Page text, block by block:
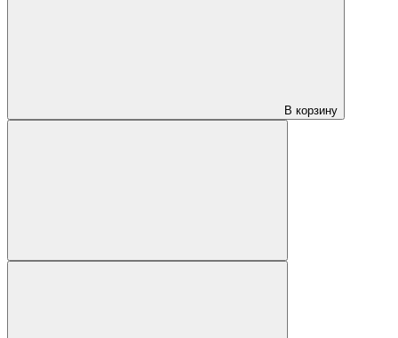
В корзину